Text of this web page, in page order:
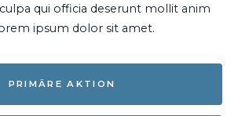
qui officia deserunt mollit anim
ipsum dolor sit amet.
PRIMÄRE AKTION